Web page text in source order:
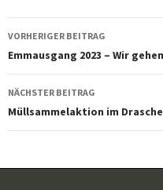
VORHERIGER BEITRAG
Emmausgang 2023 – Wir
NÄCHSTER BEITRAG
Müllsammelaktion im